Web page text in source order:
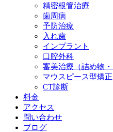
精密根管治療
歯周病
予防治療
入れ歯
インプラント
口腔外科
審美治療（詰め物
マウスピース型矯正
CT診断
料金
アクセス
問い合わせ
ブログ